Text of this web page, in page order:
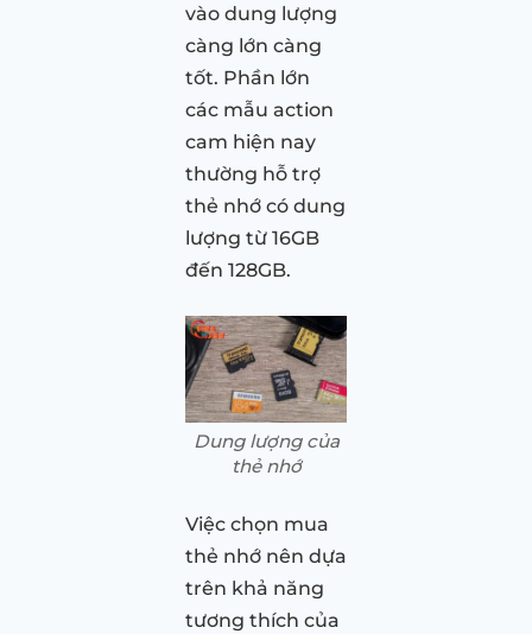
vào dung lượng
càng lớn càng
tốt. Phần lớn
các mẫu action
cam hiện nay
thường hỗ trợ
thẻ nhớ có dung
lượng từ 16GB
đến 128GB.
Dung lượng của
thẻ nhớ
Việc chọn mua
thẻ nhớ nên dựa
trên khả năng
tương thích của